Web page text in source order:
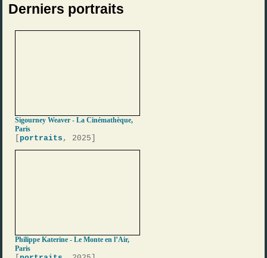
Derniers portraits
Sigourney Weaver - La Cinémathèque,
Paris
portraits , 2025]
Philippe Katerine - Le Monte en l’Air,
Paris